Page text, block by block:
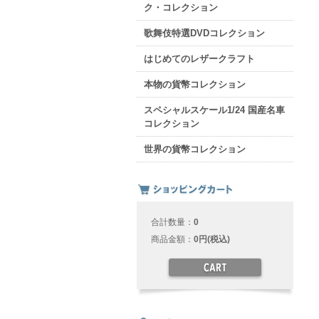
ク・コレクション
歌舞伎特選DVDコレクション
はじめてのレザークラフト
本物の貨幣コレクション
スペシャルスケール1/24 国産名車
コレクション
世界の貨幣コレクション
合計数量： 0
商品金額： 0円(税込)